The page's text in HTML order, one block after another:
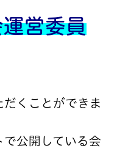
営委員
くことができま
公開している会